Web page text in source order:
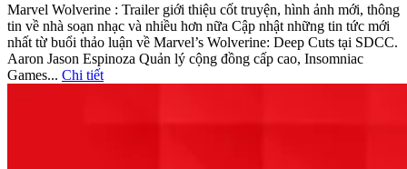
Marvel Wolverine : Trailer giới thiệu cốt truyện, hình ảnh mới, thông
tin về nhà soạn nhạc và nhiều hơn nữa Cập nhật những tin tức mới
nhất từ ​​buổi thảo luận về Marvel’s Wolverine: Deep Cuts tại SDCC.
Aaron Jason Espinoza Quản lý cộng đồng cấp cao, Insomniac
Games... Chi tiết